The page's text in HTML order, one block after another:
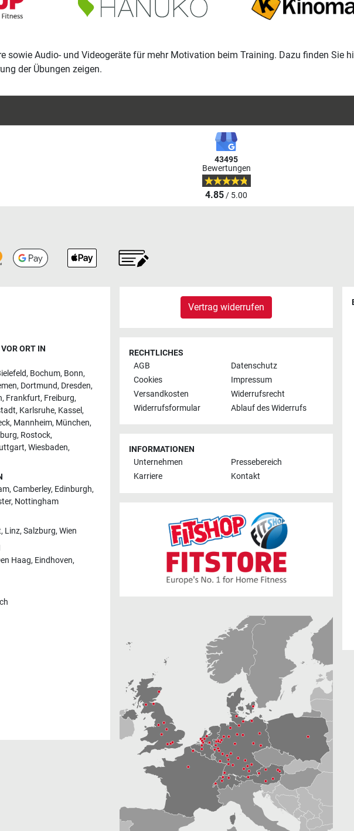
sowie Audio- und Videogeräte für mehr Motivation beim Training. Dazu finden Sie
der Übungen zeigen.
43495
Bewertungen
4.85/ 5.00
ORT IN
, Bochum, Bonn,
, Dortmund, Dresden,
, Frankfurt, Freiburg,
, Karlsruhe, Kassel,
, Mannheim, München,
, Rostock,
, Wiesbaden,
, Camberley, Edinburgh,
, Nottingham
, Linz, Salzburg, Wien
Haag, Eindhoven,
Vertrag widerrufen
RECHTLICHES
AGB
Datenschutz
Cookies
Impressum
Versandkosten
Widerrufsrecht
Widerrufsformular
Ablauf des Widerrufs
INFORMATIONEN
Unternehmen
Pressebereich
Karriere
Kontakt